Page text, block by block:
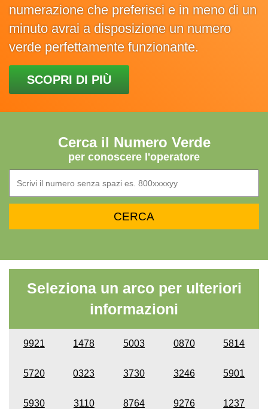
numerazione che preferisci e in meno di un
minuto avrai a disposizione un numero
verde perfettamente funzionante.
SCOPRI DI PIÙ
Cerca il Numero Verde
per conoscere l'operatore
Seleziona un arco per ulteriori
informazioni
9921 1478 5003 0870 5814
5720 0323 3730 3246 5901
5930 3110 8764 9276 1237